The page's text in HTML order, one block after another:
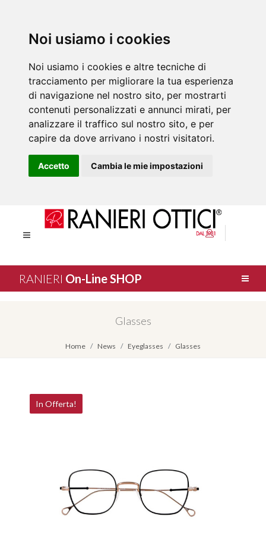
Noi usiamo i cookies
Noi usiamo i cookies e altre tecniche di
tracciamento per migliorare la tua esperienza
di navigazione nel nostro sito, per mostrarti
contenuti personalizzati e annunci mirati, per
analizzare il traffico sul nostro sito, e per
capire da dove arrivano i nostri visitatori.
Accetto Cambia le mie impostazioni
RANIERI On-Line SHOP
Glasses
Home News Eyeglasses Glasses
In Offerta!